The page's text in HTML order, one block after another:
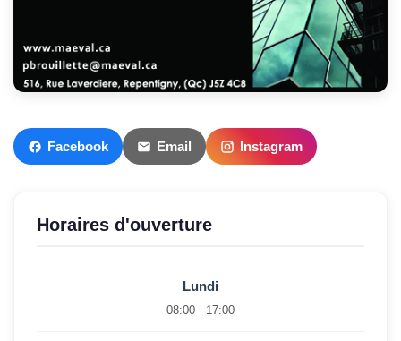
Facebook Email Instagram
Horaires d'ouverture
Lundi
08:00 - 17:00